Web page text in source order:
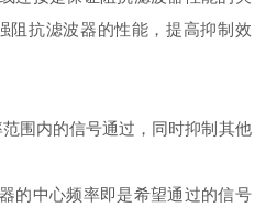
阻抗滤波器的性能，提高抑制效
围内的信号通过，同时抑制其他
的中心频率即是希望通过的信号